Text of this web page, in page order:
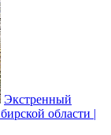
Экстренный
области |